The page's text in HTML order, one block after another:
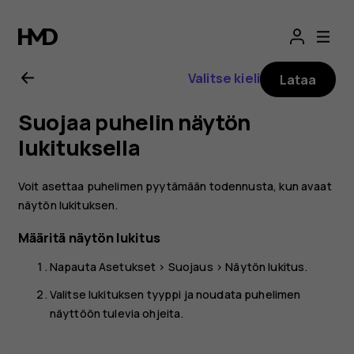
Nokia
G21
käyttöopas
Valitse kieli Lataa
Suojaa puhelin näytön
lukituksella
Voit asettaa puhelimen pyytämään todennusta, kun avaat
näytön lukituksen.
Määritä näytön lukitus
NapautaAsetukset > Suojaus >Näytön lukitus.
Valitse lukituksen tyyppi ja noudata puhelimen
näyttöön tulevia ohjeita.